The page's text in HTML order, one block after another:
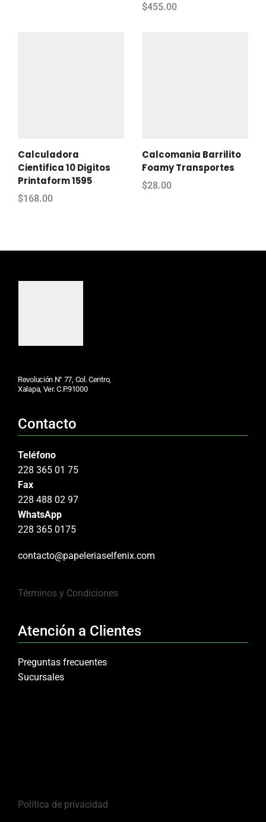
$455.00
Calculadora
Cientifica 10 Digitos
Printaform 1595
$168.00
Calcomania Barrilito
Foamy Transportes
$28.00
Revolución N° 77, Col. Centro,
Xalapa, Ver. C.P.91000
Contacto
Teléfono
228 365 01 75
Fax
228 488 02 97
WhatsApp
228 365 0175
contacto@papeleriaselfenix.com
Términos y Condiciones
Atención a Clientes
Preguntas frecuentes
Sucursales
Política de privacidad